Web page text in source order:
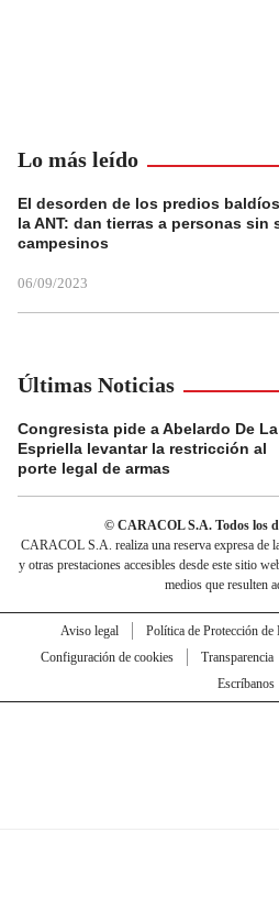
Lo más leído
El desorden de los predios
la ANT: dan tierras a personas sin
campesinos
06/09/2023
Últimas Noticias
Congresista pide a Abelardo De La
Espriella levantar la restricción al
porte legal de armas
© CARACOL S.A. Todos los
CARACOL S.A. realiza una reserva expresa de
y otras prestaciones accesibles desde este sitio
medios que resulten
Aviso legal Política de Protección de
Configuración de cookies
Transparencia
Escríbanos